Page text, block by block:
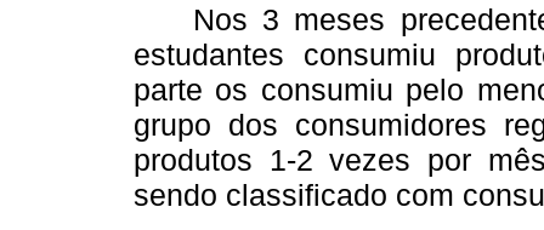
Nos 3 meses
estudantes consumiu
parte os consumiu pelo
grupo dos consumidores
produtos 1-2 vezes por
sendo classificado com